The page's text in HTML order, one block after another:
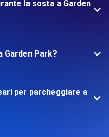
la sosta a Garden
Garden Park?
per parcheggiare a